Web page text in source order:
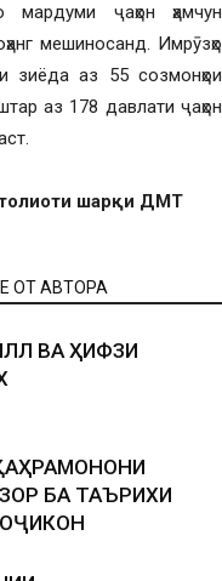
мардуми ҷаҳон ҳамчун
мешиносанд. Имрӯзҳо
зиёда аз 55 созмонҳои
аз 178 давлати ҷаҳон
шарқи ДМТ
ОТ АВТОРА
ВА ҲИФЗИ
БА ТАЪРИХИ